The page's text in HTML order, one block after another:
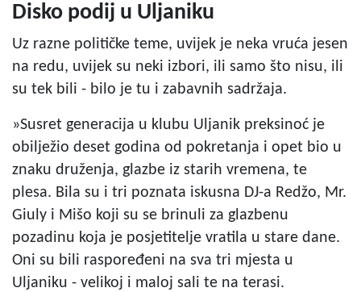
Disko podij u Uljaniku
Uz razne političke teme, uvijek je neka vruća jesen
na redu, uvijek su neki izbori, ili samo što nisu, ili
su tek bili - bilo je tu i zabavnih sadržaja.
»Susret generacija u klubu Uljanik preksinoć je
obilježio deset godina od pokretanja i opet bio u
znaku druženja, glazbe iz starih vremena, te
plesa. Bila su i tri poznata iskusna DJ-a Redžo, Mr.
Giuly i Mišo koji su se brinuli za glazbenu
pozadinu koja je posjetitelje vratila u stare dane.
Oni su bili raspoređeni na sva tri mjesta u
Uljaniku - velikoj i maloj sali te na terasi.